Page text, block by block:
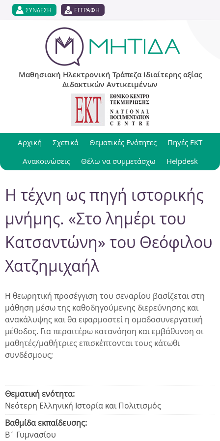
Jump to navigation
ΣΥΝΔΕΣΗ ΕΓΓΡΑΦΗ
Μαθησιακή Ηλεκτρονική Τράπεζα Ιδιαίτερης αξίας
Διδακτικών Αντικειμένων
Αρχική Σχετικά Θεματικές Ενότητες
Πηγές ΕΚΤ
Ανακοινώσεις
Θέλω να συμμετάσχω Helpdesk
Η τέχνη ως πηγή ιστορικής
μνήμης. «Στο λημέρι του
Κατσαντώνη» του Θεόφιλου
Χατζημιχαήλ
Η θεωρητική προσέγγιση του σεναρίου βασίζεται στη
μάθηση μέσω της καθοδηγούμενης διερεύνησης και
ανακάλυψης και θα εφαρμοστεί η ομαδοσυνεργατική
μέθοδος. Για περαιτέρω κατανόηση και εμβάθυνση οι
μαθητές/μαθήτριες επισκέπτονται τους κάτωθι
συνδέσμους;
Θεματική ενότητα:
Νεότερη Ελληνική Ιστορία και Πολιτισμός
Βαθμίδα εκπαίδευσης:
Β´ Γυμνασίου